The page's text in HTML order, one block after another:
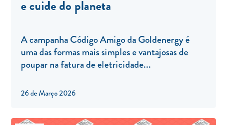
26 de Março 2026
e cuide do planeta
A campanha Código Amigo da Goldenergy é
uma das formas mais simples e vantajosas de
poupar na fatura de eletricidade...